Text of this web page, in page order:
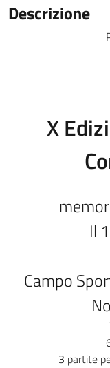
Descrizione
X
Il
Campo
3 partite